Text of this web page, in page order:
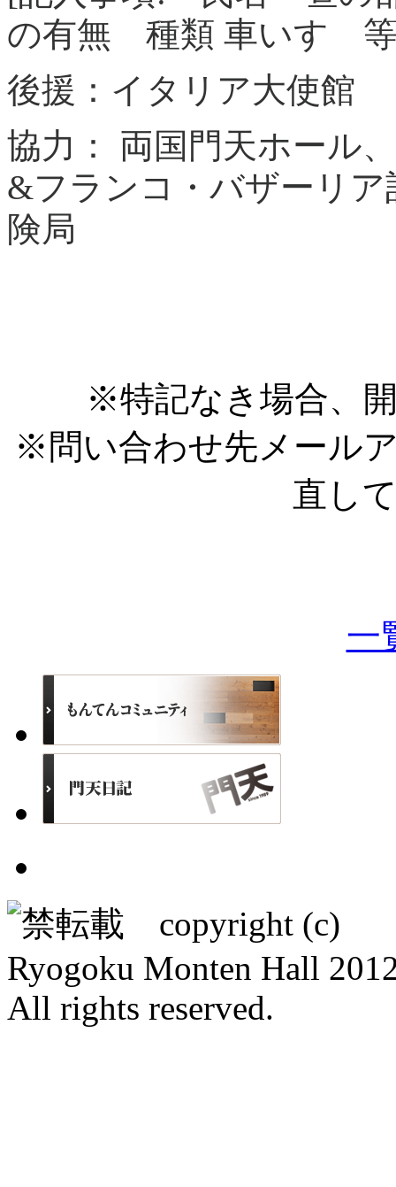
の有無 種類 車いす
後援：イタリア大使館
協力： 両国門天ホール
&フランコ・バザーリ
険局
※特記なき場合、
※問い合わせ先メール
直し
一